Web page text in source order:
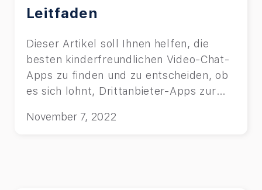
Leitfaden
Dieser Artikel soll Ihnen helfen, die
besten kinderfreundlichen Video-Chat-
Apps zu finden und zu entscheiden, ob
es sich lohnt, Drittanbieter-Apps zur
November 7, 2022